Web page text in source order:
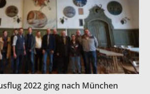
2022 ging nach München